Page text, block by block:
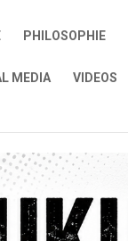
PHILOSOPHIE
MEDIA VIDEOS